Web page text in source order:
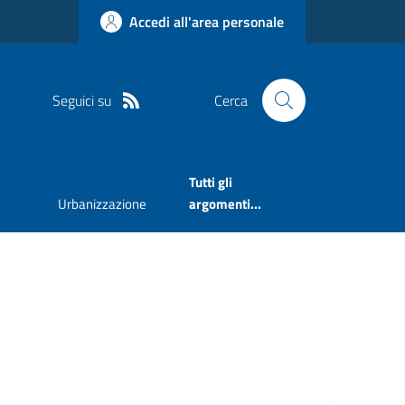
Accedi all'area personale
Seguici su Cerca
Urbanizzazione
Tutti gli
argomenti...